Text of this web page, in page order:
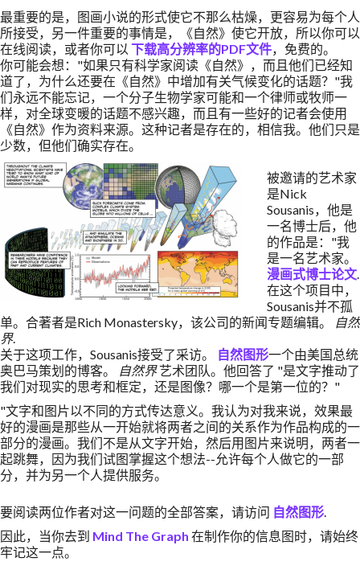
最重要的是，图画小说的形式使它不那么枯燥，更容易为每个人
所接受，另一件重要的事情是，《自然》使它开放，所以你可以
在线阅读，或者你可以 下载高分辨率的PDF文件，免费的。
你可能会想："如果只有科学家阅读《自然》，而且他们已经知
道了，为什么还要在《自然》中增加有关气候变化的话题？"我
们永远不能忘记，一个分子生物学家可能和一个律师或牧师一
样，对全球变暖的话题不感兴趣，而且有一些好的记者会使用
《自然》作为资料来源。这种记者是存在的，相信我。他们只是
少数，但他们确实存在。
被邀请的艺术家
是Nick
Sousanis，他是
一名博士后，他
的作品是："我
是一名艺术家。
漫画式博士论文.
在这个项目中，
Sousanis并不孤
单。合著者是Rich Monastersky，该公司的新闻专题编辑。
自然
界.
关于这项工作，Sousanis接受了采访。
自然图形一个由美国总统
奥巴马策划的博客。
自然界艺术团队。他回答了 "是文字推动了
我们对现实的思考和框定，还是图像？哪一个是第一位的？"
"文字和图片以不同的方式传达意义。我认为对我来说，效果最
好的漫画是那些从一开始就将两者之间的关系作为作品构成的一
部分的漫画。我们不是从文字开始，然后用图片来说明，两者一
起跳舞，因为我们试图掌握这个想法--允许每个人做它的一部
分，并为另一个人提供服务。
要阅读两位作者对这一问题的全部答案，请访问 自然图形.
因此，当你去到 Mind The Graph 在制作你的信息图时，请始终
牢记这一点。